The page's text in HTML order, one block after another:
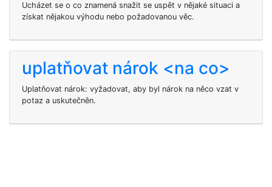
Ucházet se o co znamená snažit se uspět v nějaké situaci a
získat nějakou výhodu nebo požadovanou věc.
uplatňovat nárok <na co>
Uplatňovat nárok: vyžadovat, aby byl nárok na něco vzat v
potaz a uskutečněn.